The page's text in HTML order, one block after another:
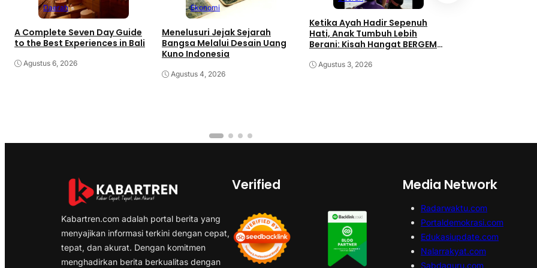
Daerah
A Complete Seven Day Guide
to the Best Experiences in Bali
Agustus 6, 2026
Ekonomi
Menelusuri Jejak Sejarah
Bangsa Melalui Desain Uang
Kuno Indonesia
Agustus 4, 2026
Ketika Ayah Hadir Sepenuh
Hati, Anak Tumbuh Lebih
Berani: Kisah Hangat BERGEMA
Agustus 3, 2026
Kabartren.com adalah portal berita yang
menyajikan informasi terkini dengan cepat,
tepat, dan akurat. Dengan komitmen
menghadirkan berita berkualitas dengan
Verified Media Network
Radarwaktu.com
Portaldemokrasi.com
Edukasiupdate.com
Nalarrakyat.com
Sabdaguru.com